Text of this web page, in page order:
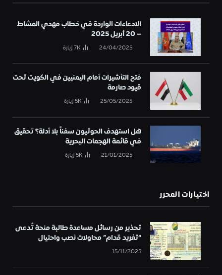
الادعاءات الواردة في خطاب مهدي المشاط
– 20 أبريل 2025
24/04/2025
7Kزيارة
فتح التأشيرات أمام اليمنيين في الكويت تحت
قيود صارمة
25/05/2025
5Kزيارة
هل استهدف الحوثيون سفناً بلا أدلة؟ تحقيق
في قائمة الهجمات البحرية
21/01/2025
5Kزيارة
اختيارات المحرر
تحذير من رسائل مساعدة طالبة منحة تُدعى
“تغريد قدام” محاولات نصب واحتيال
15/11/2025